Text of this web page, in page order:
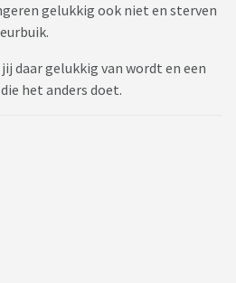
gelukkig ook niet en sterven
daar gelukkig van wordt en een
het anders doet.